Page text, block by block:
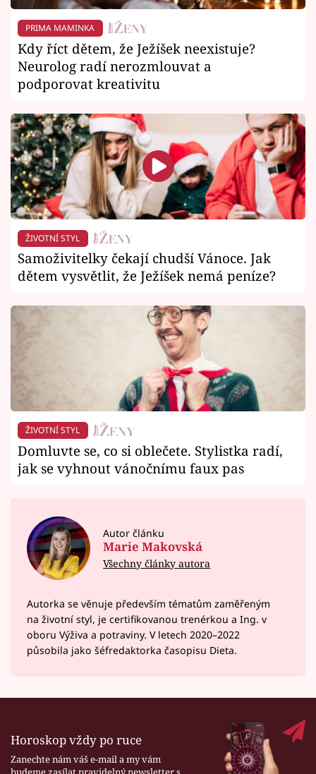
PRIMA MAMINKA
Kdy říct dětem, že Ježíšek neexistuje?
Neurolog radí nerozmlouvat a
podporovat kreativitu
ŽIVOTNÍ STYL
Samoživitelky čekají chudší Vánoce. Jak
dětem vysvětlit, že Ježíšek nemá peníze?
ŽIVOTNÍ STYL
Domluvte se, co si oblečete. Stylistka radí,
jak se vyhnout vánočnímu faux pas
Autor článku
Marie Makovská
Všechny články autora
Autorka se věnuje především tématům zaměřeným
na životní styl, je certifikovanou trenérkou a Ing. v
oboru Výživa a potraviny. V letech 2020–⁠2022
působila jako šéfredaktorka časopisu Dieta.
Horoskop vždy po ruce
Zanechte nám váš e-mail a my vám